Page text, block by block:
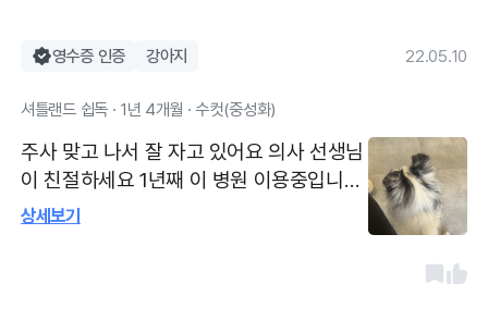
영수증 인증 강아지 22.05.10
셔틀랜드 쉽독 · 1년 4개월 · 수컷(중성화)
주사 맞고 나서 잘 자고 있어요 의사 선생님
이 친절하세요 1년째 이 병원 이용중입니다
우리 둘째 리아도 항상 이병원에서 접종하
상세보기